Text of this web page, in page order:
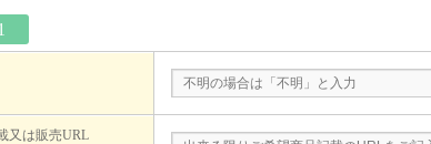
又は販売URL